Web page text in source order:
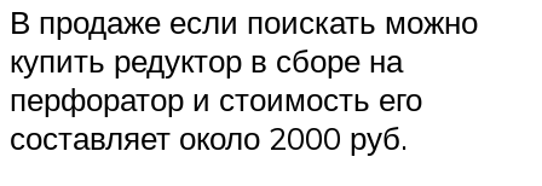
В продаже если поискать можно
купить редуктор в сборе на
перфоратор и стоимость его
составляет около 2000 руб.